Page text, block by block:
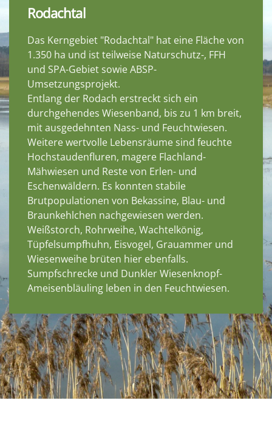
Rodachtal
Das Kerngebiet "Rodachtal" hat eine Fläche von
1.350 ha und ist teilweise Naturschutz-, FFH
und SPA-Gebiet sowie ABSP-
Umsetzungsprojekt.
Entlang der Rodach erstreckt sich ein
durchgehendes Wiesenband, bis zu 1 km breit,
mit ausgedehnten Nass- und Feuchtwiesen.
Weitere wertvolle Lebensräume sind feuchte
Hochstaudenfluren, magere Flachland-
Mähwiesen und Reste von Erlen- und
Eschenwäldern. Es konnten stabile
Brutpopulationen von Bekassine, Blau- und
Braunkehlchen nachgewiesen werden.
Weißstorch, Rohrweihe, Wachtelkönig,
Tüpfelsumpfhuhn, Eisvogel, Grauammer und
Wiesenweihe brüten hier ebenfalls.
Sumpfschrecke und Dunkler Wiesenknopf-
Ameisenbläuling leben in den Feuchtwiesen.